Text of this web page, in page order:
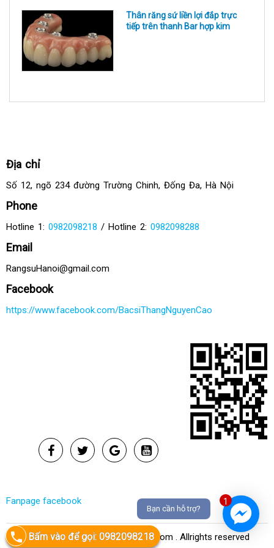
Thân răng sứ liền lợi đắp trực
tiếp trên thanh Bar hợp kim
Địa chỉ
Số 12, ngõ 234 đường Trường Chinh, Đống Đa, Hà Nội
Phone
Hotline 1: 0982098218 / Hotline 2: 0982098288
Email
RangsuHanoi@gmail.com
Facebook
https://www.facebook.com/BacsiThangNguyenCao
Fanpage facebook
Copyright © 2018 www.Ranggia.com . Allrights reserved
1
Bạn cần hỗ trợ?
Bấm vào để gọi: 0982098218